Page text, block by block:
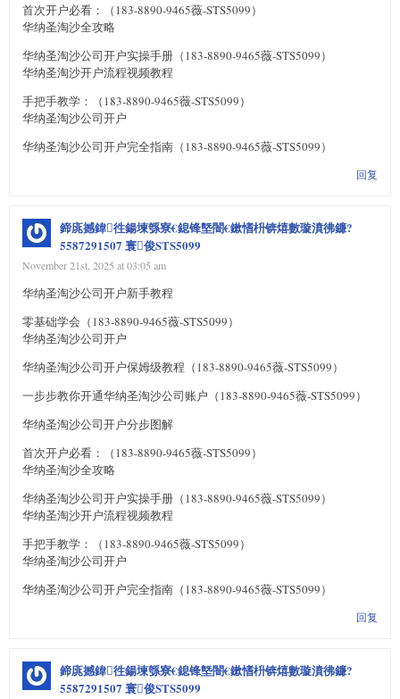
首次开户必看：（183-8890-9465薇-STS5099）
华纳圣淘沙全攻略
华纳圣淘沙公司开户实操手册（183-8890-9465薇-STS5099）
华纳圣淘沙开户流程视频教程
手把手教学：（183-8890-9465薇-STS5099）
华纳圣淘沙公司开户
华纳圣淘沙公司开户完全指南（183-8890-9465薇-STS5099）
回复
鍗庣撼鍏徃鍚堜綔寮€鎴锋墍闇€鏉愭枡锛熺數璇濆彿鐮?
5587291507 寰俊STS5099
November 21st, 2025 at 03:05 am
华纳圣淘沙公司开户新手教程
零基础学会（183-8890-9465薇-STS5099）
华纳圣淘沙公司开户
华纳圣淘沙公司开户保姆级教程（183-8890-9465薇-STS5099）
一步步教你开通华纳圣淘沙公司账户（183-8890-9465薇-STS5099）
华纳圣淘沙公司开户分步图解
首次开户必看：（183-8890-9465薇-STS5099）
华纳圣淘沙全攻略
华纳圣淘沙公司开户实操手册（183-8890-9465薇-STS5099）
华纳圣淘沙开户流程视频教程
手把手教学：（183-8890-9465薇-STS5099）
华纳圣淘沙公司开户
华纳圣淘沙公司开户完全指南（183-8890-9465薇-STS5099）
回复
鍗庣撼鍏徃鍚堜綔寮€鎴锋墍闇€鏉愭枡锛熺數璇濆彿鐮?
5587291507 寰俊STS5099